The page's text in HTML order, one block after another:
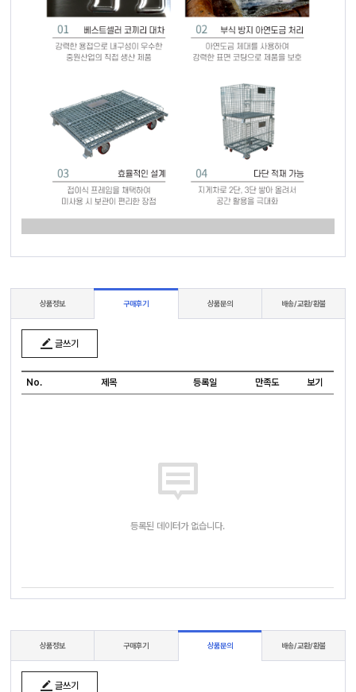
상품정보 구매후기 상품문의 배송/교환/환불
글쓰기
No. 제목 등록일 만족도 보기
등록된 데이터가 없습니다.
상품정보 구매후기 상품문의 배송/교환/환불
글쓰기